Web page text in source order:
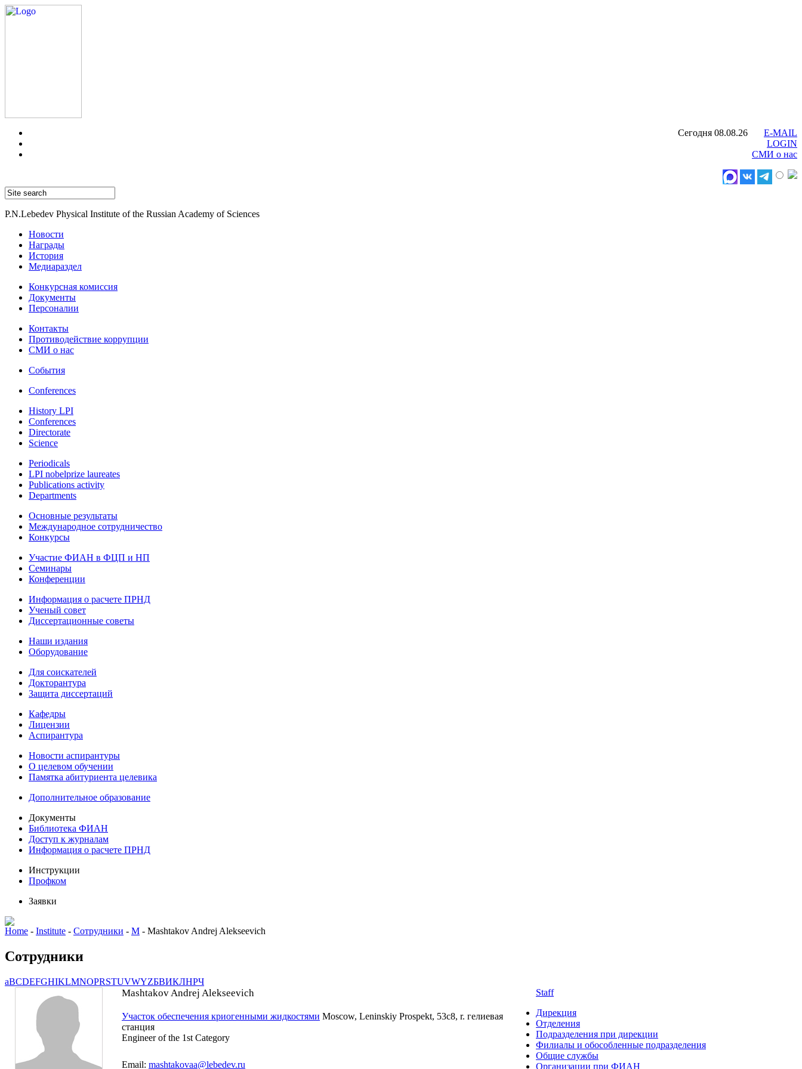
Сегодня 08.08.26
E-MAIL
LOGIN
СМИ о нас
P.N.Lebedev Physical Institute of the Russian Academy of Sciences
Новости
Награды
История
Медиараздел
Конкурсная комиссия
Документы
Персоналии
Контакты
Противодействие коррупции
СМИ о нас
События
Conferences
History LPI
Conferences
Directorate
Science
Periodicals
LPI nobelprize laureates
Publications activity
Departments
Основные результаты
Международное сотрудничество
Конкурсы
Участие ФИАН в ФЦП и НП
Семинары
Конференции
Информация о расчете ПРНД
Ученый совет
Диссертационные советы
Наши издания
Оборудование
Для соискателей
Докторантура
Защита диссертаций
Кафедры
Лицензии
Аспирантура
Новости аспирантуры
О целевом обучении
Памятка абитуриента целевика
Дополнительное образование
Документы
Библиотека ФИАН
Доступ к журналам
Информация о расчете ПРНД
Инструкции
Профком
Заявки
Home - Institute - Сотрудники - M - Mashtakov Andrej Alekseevich
Сотрудники
aBCDEFGHIKLMNOPRSTUVWYZБВИКЛНРЧ
Mashtakov Andrej Alekseevich
Участок обеспечения криогенными жидкостями Moscow, Leninskiy Prospekt, 53c8, r. гелиевая
станция
Engineer of the 1st Category
Email: mashtakovaa@lebedev.ru
Staff
Дирекция
Отделения
Подразделения при дирекции
Филиалы и обособленные подразделения
Общие службы
Организации при ФИАН